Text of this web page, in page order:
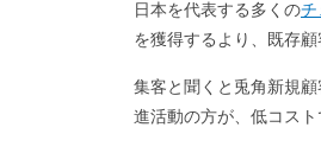
日本を代表する多くのチ
を獲得するより、既存
集客と聞くと兎角新規
進活動の方が、低コスト